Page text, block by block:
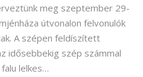
meg szeptember 29-
útvonalon felvonulók
A szépen feldíszített
idősebbekig szép számmal
lelkes…